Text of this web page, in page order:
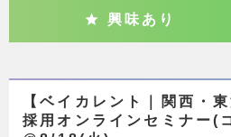
興味あり
【ベイカレント｜関西・
採用オンラインセミナー(